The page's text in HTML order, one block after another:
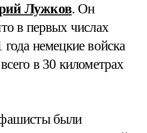
Лужков. Он
в первых числах
года немецкие войска
в 30 километрах
были